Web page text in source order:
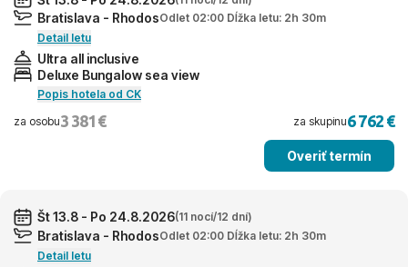
Bratislava - RhodosOdlet 02:00 Dĺžka letu: 2h 30m
Detail letu
Ultra all inclusive
Deluxe Bungalow sea view
Popis hotela od CK
za osobu3 381 € za skupinu6 762 €
Overiť termín
Št 13.8 - Po 24.8.2026(11 nocí/12 dní)
Bratislava - RhodosOdlet 02:00 Dĺžka letu: 2h 30m
Detail letu